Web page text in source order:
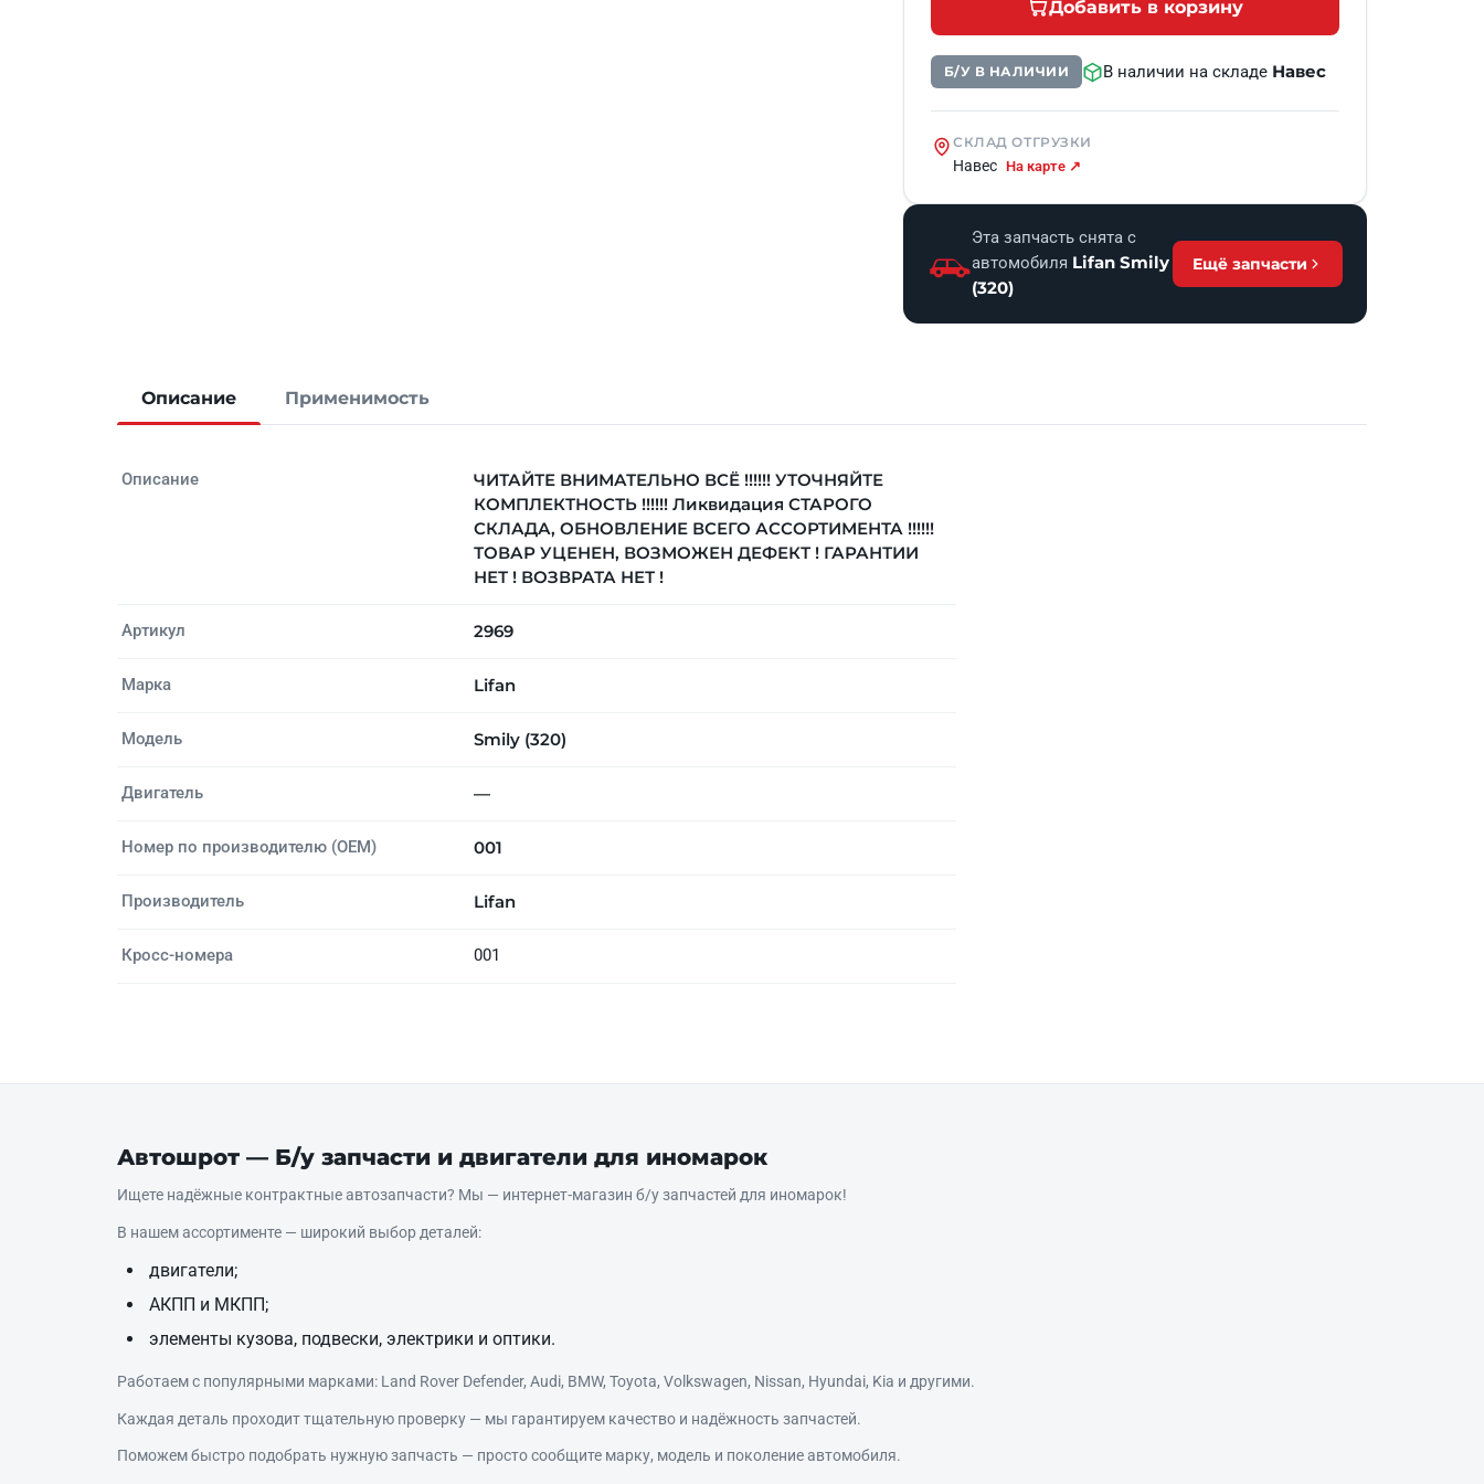
Добавить в корзину
Б/У В НАЛИЧИИ В наличии на складе Навес
СКЛАД ОТГРУЗКИ
Навес На карте ↗
Эта запчасть снята с
автомобиля Lifan Smily
(320)
Ещё запчасти
Описание Применимость
Описание
ЧИТАЙТЕ ВНИМАТЕЛЬНО ВСЁ !!!!!! УТОЧНЯЙТЕ
КОМПЛЕКТНОСТЬ !!!!!! Ликвидация СТАРОГО
СКЛАДА, ОБНОВЛЕНИЕ ВСЕГО АССОРТИМЕНТА !!!!!!
ТОВАР УЦЕНЕН, ВОЗМОЖЕН ДЕФЕКТ ! ГАРАНТИИ
НЕТ ! ВОЗВРАТА НЕТ !
Артикул 2969
Марка Lifan
Модель Smily (320)
Двигатель —
Номер по производителю (OEM) 001
Производитель Lifan
Кросс-номера 001
Автошрот — Б/у запчасти и двигатели для иномарок
Ищете надёжные контрактные автозапчасти? Мы — интернет‑магазин б/у запчастей для иномарок!
В нашем ассортименте — широкий выбор деталей:
двигатели;
АКПП и МКПП;
элементы кузова, подвески, электрики и оптики.
Работаем с популярными марками: Land Rover Defender, Audi, BMW, Toyota, Volkswagen, Nissan, Hyundai, Kia и другими.
Каждая деталь проходит тщательную проверку — мы гарантируем качество и надёжность запчастей.
Поможем быстро подобрать нужную запчасть — просто сообщите марку, модель и поколение автомобиля.